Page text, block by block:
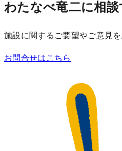
わたなべ竜二に相談
施設に関するご要望やご意見
お問合せはこちら